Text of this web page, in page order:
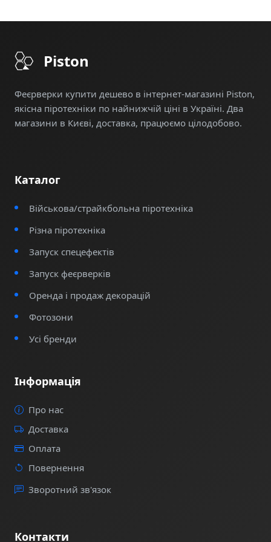
святкувань
Фестивалів, концертів та відкритих заходів
Будь-яких святкувань з групою від 50 осіб
Замовляйте пінну гармату прямо заразта
доставкою та монтажем. Зв'яжіться з нами
святкування.
Piston
Феєрверки купити дешево в інтернет-магазині Piston,
якісна піротехніки по найнижчій ціні в Україні. Два
магазини в Києві, доставка, працюємо цілодобово.
Каталог
Військова/страйкбольна піротехніка
Різна піротехніка
Запуск спецефектів
Запуск феєрверків
Оренда і продаж декорацій
Фотозони
Усі бренди
Інформація
Про нас
Доставка
Оплата
Повернення
Зворотний зв'язок
Контакти